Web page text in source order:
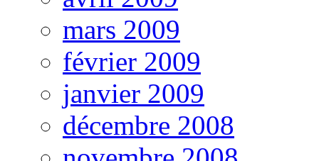
mars 2009
février 2009
janvier 2009
décembre 2008